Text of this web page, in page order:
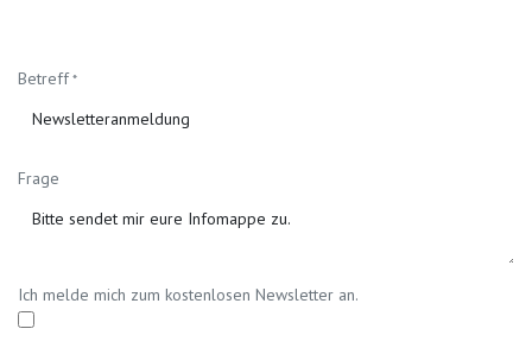
Betreff*
Frage
Ich melde mich zum kostenlosen Newsletter an.